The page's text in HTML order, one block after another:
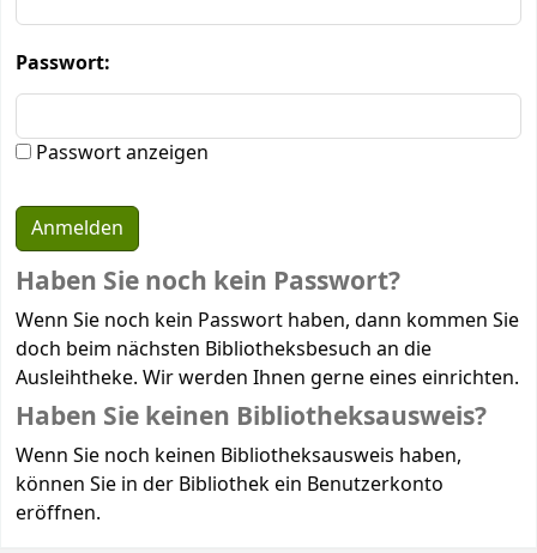
Passwort:
Passwort anzeigen
Haben Sie noch kein Passwort?
Wenn Sie noch kein Passwort haben, dann kommen Sie
doch beim nächsten Bibliotheksbesuch an die
Ausleihtheke. Wir werden Ihnen gerne eines einrichten.
Haben Sie keinen Bibliotheksausweis?
Wenn Sie noch keinen Bibliotheksausweis haben,
können Sie in der Bibliothek ein Benutzerkonto
eröffnen.